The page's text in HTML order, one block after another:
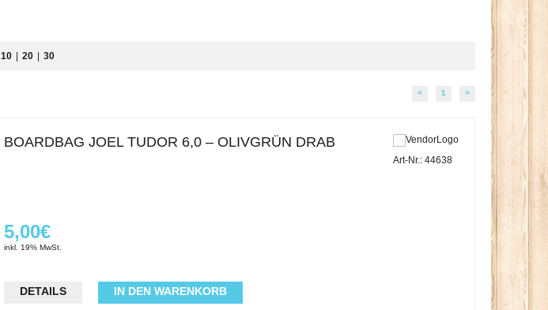
10 20 30
< 1 >
BOARDBAG JOEL TUDOR 6,0 – OLIVGRÜN DRAB
Art-Nr.: 44638
5,00€
inkl. 19% MwSt.
DETAILS IN DEN WARENKORB